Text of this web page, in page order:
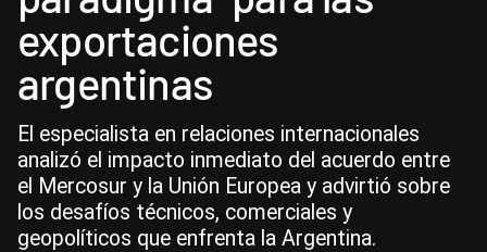
exportaciones
argentinas
El especialista en relaciones internacionales
analizó el impacto inmediato del acuerdo entre
el Mercosur y la Unión Europea y advirtió sobre
los desafíos técnicos, comerciales y
geopolíticos que enfrenta la Argentina.